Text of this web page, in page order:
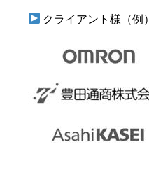
クライアント様（例）